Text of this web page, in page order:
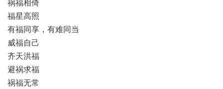
福星高照
有福同享，有难同当
威福自己
齐天洪福
避祸求福
祸福无常